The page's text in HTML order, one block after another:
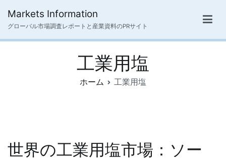
ス
Markets Information
グローバル市場調査レポートと産業資料のPRサイト
工業用塩
ホーム 工業用塩
世界の工業用塩市場：ソー